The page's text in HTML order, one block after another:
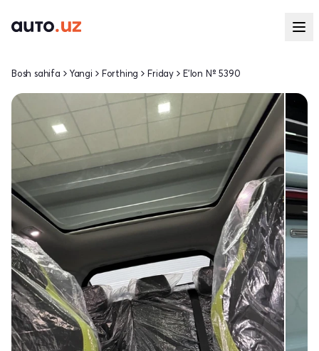
Bosh sahifa Yangi Forthing Friday E'lon № 5390